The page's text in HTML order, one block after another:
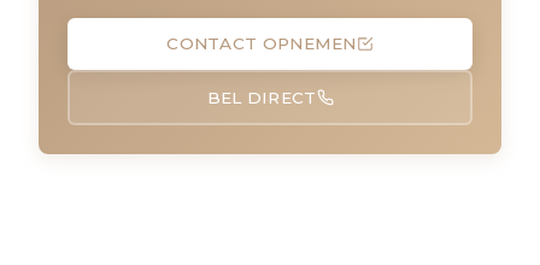
CONTACT OPNEMEN
BEL DIRECT